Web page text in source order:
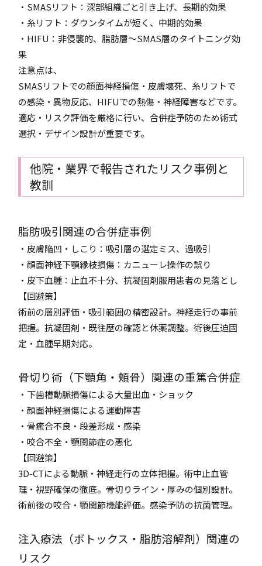
・SMASリフト：深部組織ごと引き上げ、長期的効果
・糸リフト：ダウンタイムが短く、中期的効果
・HIFU：非侵襲的、脂肪層〜SMAS層のタイトニング効
果
注意点は、
SMASリフトでの顔面神経損傷・皮膚壊死、糸リフトで
の感染・異物反応、HIFUでの熱傷・神経障害などです。
適応・リスク評価を厳格に行い、合併症予防のため術式
選択・デザイン設計が重要です。
他院・業界で報告されたリスク事例と
教訓
脂肪吸引関連の合併症事例
・皮膚陥凹・しこり：吸引層の選定ミス、過吸引
・顔面神経下顎縁枝損傷：カニューレ操作の誤り
・皮下血腫：止血不十分、抗凝固剤服用患者の見落とし
【回避策】
術前の層別評価・吸引範囲の精密設計。神経走行の事前
把握。抗凝固剤・既往歴の確認と休薬調整。術後圧迫固
定・血腫早期対応。
骨切り術（下顎角・頬骨）関連の重篤合併症
・下歯槽動脈損傷による大量出血・ショック
・顔面神経損傷による運動障害
・骨癒合不良・段差形成・感染
・咬合不全・顎関節症の悪化
【回避策】
3D-CTによる動脈・神経走行の立体把握。術中止血管
理・視野確保の徹底。骨切りライン・厚みの個別設計。
術前後の咬合・顎関節機能評価。感染予防の抗菌管理。
注入療法（ボトックス・脂肪溶解剤）関連の
リスク